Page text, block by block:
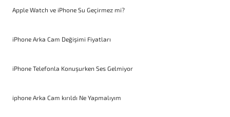
Apple Watch ve iPhone Su Geçirmez mi?
iPhone Arka Cam Değişimi Fiyatları
iPhone Telefonla Konuşurken Ses Gelmiyor
iphone Arka Cam kırıldı Ne Yapmalıyım